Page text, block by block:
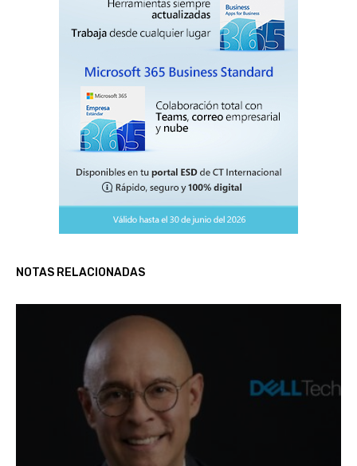
NOTAS RELACIONADAS